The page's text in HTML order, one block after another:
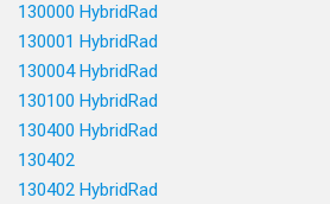
130000 HybridRad
130001 HybridRad
130004 HybridRad
130100 HybridRad
130400 HybridRad
130402
130402 HybridRad